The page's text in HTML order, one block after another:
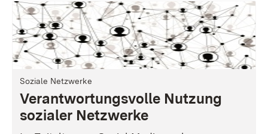
Soziale Netzwerke
Verantwortungsvolle Nutzung
sozialer Netzwerke